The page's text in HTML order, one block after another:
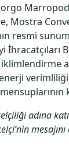
Mostra
resmi
İhracatçıları
adına